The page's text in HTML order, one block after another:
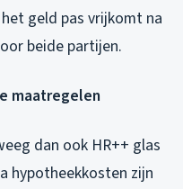
geld pas vrijkomt na
beide partijen.
maatregelen
dan ook HR++ glas
hypotheekkosten zijn